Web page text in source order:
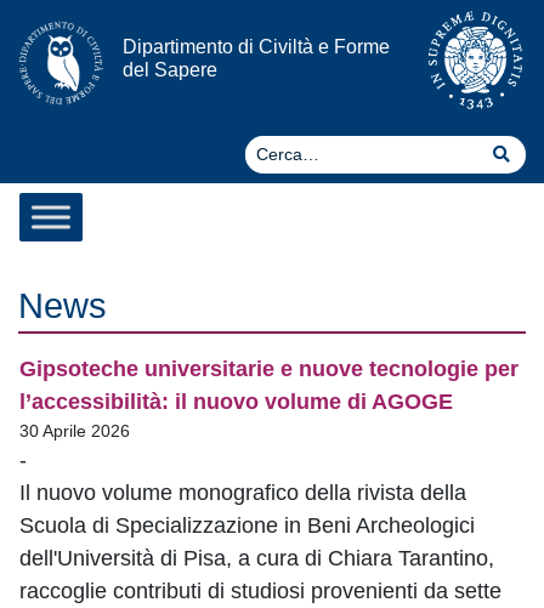
Vai al contenuto
Dipartimento di Civiltà e Forme
del Sapere
News
Gipsoteche universitarie e nuove tecnologie per
l’accessibilità: il nuovo volume di AGOGE
30 Aprile 2026
-
Il nuovo volume monografico della rivista della
Scuola di Specializzazione in Beni Archeologici
dell'Università di Pisa, a cura di Chiara Tarantino,
raccoglie contributi di studiosi provenienti da sette